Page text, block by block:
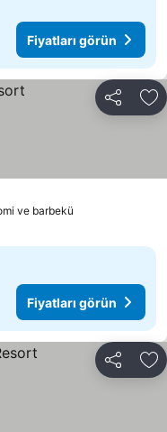
Fiyatları görün
Paylaş
ve barbekü
Fiyatları görün
Paylaş